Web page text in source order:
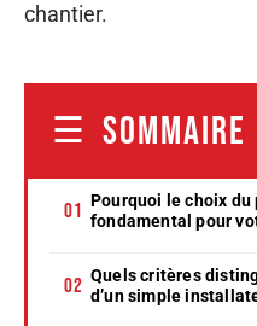
chantier.
SOMMAIRE
Pourquoi le choix
fondamental pour
Quels critères
d’un simple